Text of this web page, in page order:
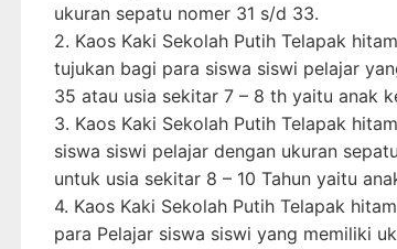
ukuran sepatu nomer 31 s/d 33.
2. Kaos Kaki Sekolah Putih Telapak
tujukan bagi para siswa siswi pelajar
35 atau usia sekitar 7 – 8 th yaitu anak
3. Kaos Kaki Sekolah Putih Telapak
siswa siswi pelajar dengan ukuran
untuk usia sekitar 8 – 10 Tahun yaitu
4. Kaos Kaki Sekolah Putih Telapak
para Pelajar siswa siswi yang memiliki